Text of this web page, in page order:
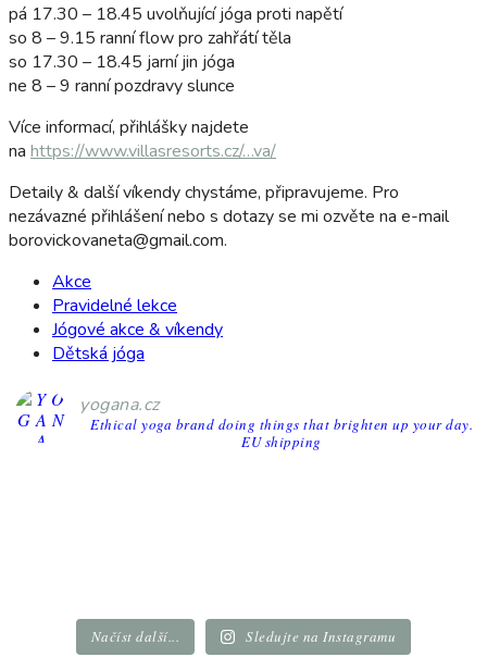
pá 17.30 – 18.45 uvolňující jóga proti napětí
so 8 – 9.15 ranní flow pro zahřátí těla
so 17.30 – 18.45 jarní jin jóga
ne 8 – 9 ranní pozdravy slunce
Více informací, přihlášky najdete
na https://www.villasresorts.cz/…va/
Detaily & další víkendy chystáme, připravujeme. Pro
nezávazné přihlášení nebo s dotazy se mi ozvěte na e-mail
borovickovaneta@gmail.com.
Akce
Pravidelné lekce
Jógové akce & víkendy
Dětská jóga
yogana.cz
Ethical yoga brand doing things that brighten up your day.
EU shipping
Načíst další... Sledujte na Instagramu